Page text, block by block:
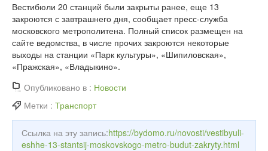
Вестибюли 20 станций были закрыты ранее, еще 13
закроются с завтрашнего дня, сообщает пресс-служба
московского метрополитена. Полный список размещен на
сайте ведомства, в числе прочих закроются некоторые
выходы на станции «Парк культуры», «Шипиловская»,
«Пражская», «Владыкино».
Опубликовано в : Новости
Метки : Транспорт
Ссылка на эту запись:https://bydomo.ru/novosti/vestibyuli-
eshhe-13-stantsij-moskovskogo-metro-budut-zakryty.html